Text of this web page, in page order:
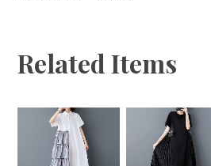
Related Items